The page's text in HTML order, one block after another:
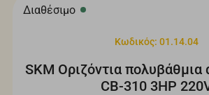
Διαθέσιμο
Κωδικός: 01.14.04
SKM Οριζόντια πολυβάθμια
CΒ-310 3HP